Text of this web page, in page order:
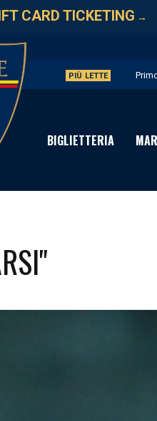
CARD TICKETING →
PIÙ LETTE
BIGLIETTERIA